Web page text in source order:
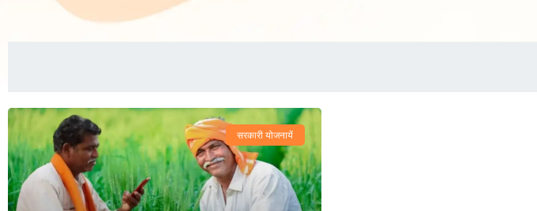
सरकारी योजनायें